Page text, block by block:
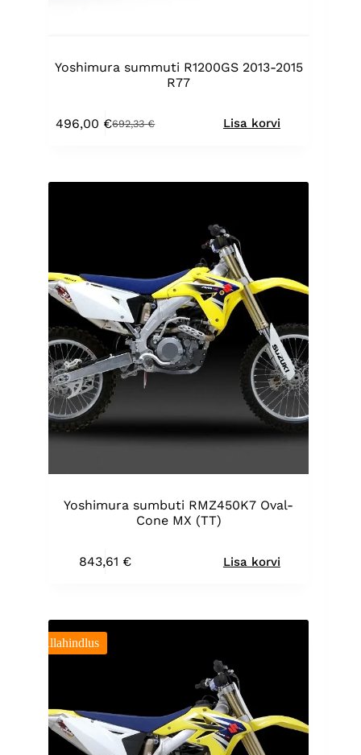
Yoshimura summuti R1200GS 2013-2015
R77
692,33€
Algne
496,00 €
Praegune
Lisa korvi
Yoshimura sumbuti RMZ450K7 Oval-
Cone MX (TT)
843,61 € Lisa korvi
Allahindlus